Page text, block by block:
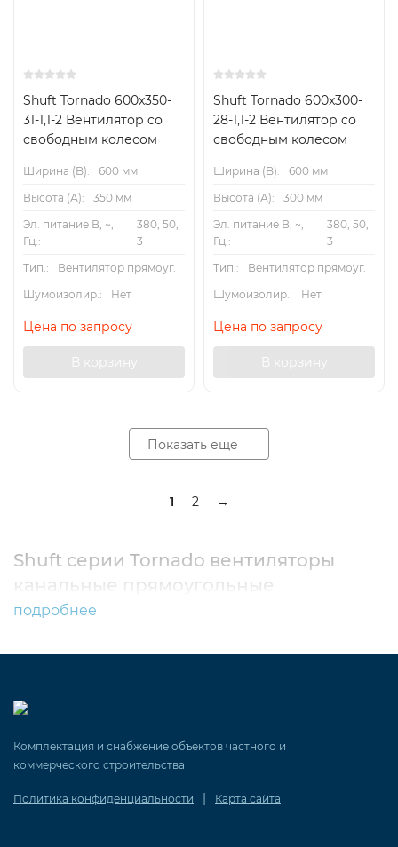
Shuft Tornado 600x350-
31-1,1-2 Вентилятор cо
свободным колесом
Ширина (B):
600 мм
Высота (А):
350 мм
Эл. питание В, ~,
Гц.:
380, 50,
3
Тип.:
Вентилятор прямоуг.
Шумоизолир.:
Нет
Цена по запросу
В корзину
Shuft Tornado 600x300-
28-1,1-2 Вентилятор cо
свободным колесом
Ширина (B):
600 мм
Высота (А):
300 мм
Эл. питание В, ~,
Гц.:
380, 50,
3
Тип.:
Вентилятор прямоуг.
Шумоизолир.:
Нет
Цена по запросу
В корзину
Показать еще
1 2 →
Shuft серии Tornado вентиляторы
канальные прямоугольные
подробнее
Комплектация и снабжение объектов частного и
коммерческого строительства
Политика конфиденциальности | Карта сайта